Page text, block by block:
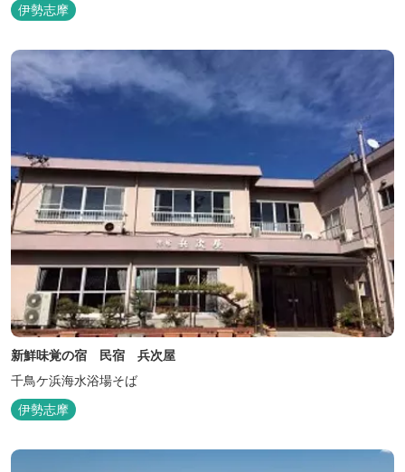
伊勢志摩
新鮮味覚の宿 民宿 兵次屋
千鳥ケ浜海水浴場そば
伊勢志摩